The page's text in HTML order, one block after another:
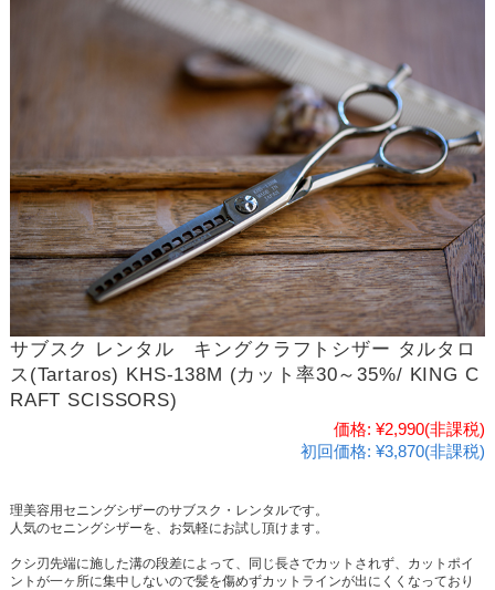
サブスク レンタル キングクラフトシザー タルタロ
ス(Tartaros) KHS-138M (カット率30～35%/ KING C
RAFT SCISSORS)
価格: ¥2,990(非課税)
初回価格: ¥3,870(非課税)
理美容用セニングシザーのサブスク・レンタルです。
人気のセニングシザーを、お気軽にお試し頂けます。
クシ刃先端に施した溝の段差によって、同じ長さでカットされず、カットポイ
ントが一ヶ所に集中しないので髪を傷めずカットラインが出にくくなっており